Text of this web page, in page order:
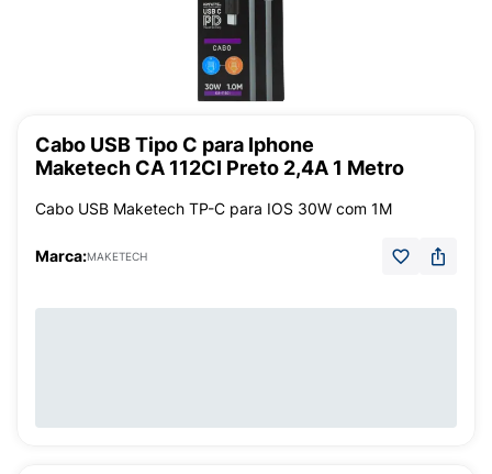
Cabo USB Tipo C para Iphone
Maketech CA 112CI Preto 2,4A 1 Metro
Cabo USB Maketech TP-C para IOS 30W com 1M
Marca:MAKETECH